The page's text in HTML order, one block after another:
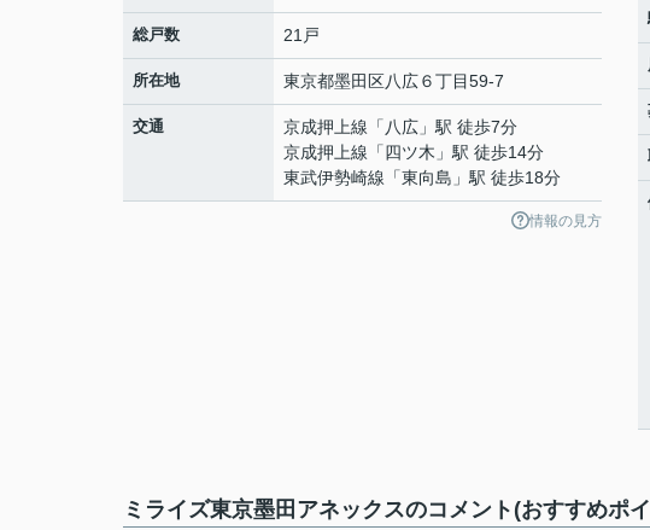
総戸数 21戸
所在地 東京都墨田区八広６丁目59-7
交通 京成押上線 「 八広 」駅 徒歩7分
京成押上線 「四ツ木 」駅 徒歩14分
東武伊勢崎線 「東向島 」駅 徒歩18分
情報の見方
ミライズ東京墨田アネックスのコメント(おすすめポ